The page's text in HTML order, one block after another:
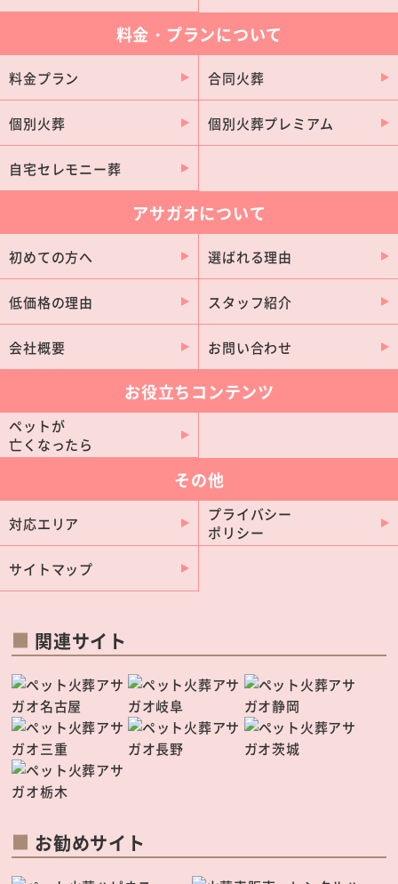
料金・プランについて
料金プラン 合同火葬
個別火葬 個別火葬プレミアム
自宅セレモニー葬
アサガオについて
初めての方へ 選ばれる理由
低価格の理由 スタッフ紹介
会社概要 お問い合わせ
お役立ちコンテンツ
ペットが
亡くなったら
その他
対応エリア
プライバシー
ポリシー
サイトマップ
関連サイト
お勧めサイト